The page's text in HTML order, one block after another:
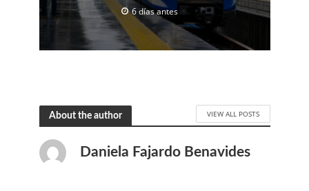
6 días antes
About the author VIEW ALL POSTS
Daniela Fajardo Benavides